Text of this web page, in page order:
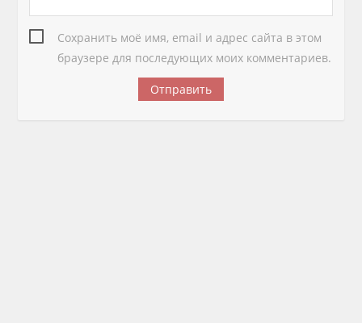
Сохранить моё имя, email и адрес сайта в этом
браузере для последующих моих комментариев.